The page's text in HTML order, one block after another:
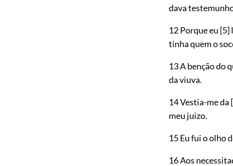
dava
12 Porque eu [5]
tinha quem o
13 A benção do
da viuva.
14 Vestia-me da
meu juizo.
15 Eu fui o olho
16 Aos